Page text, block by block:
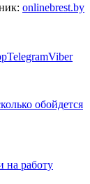
onlinebrest.by
TelegramViber
обойдется
на работу